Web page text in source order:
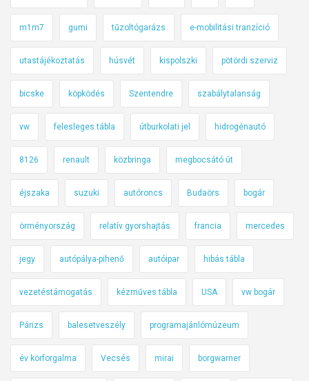
m1m7 gumi tűzoltógarázs e-mobilitási tranzíció
utastájékoztatás húsvét kispolszki pötördi szerviz
bicske köpködés Szentendre szabálytalanság
vw felesleges tábla útburkolati jel hidrogénautó
8126 renault közbringa megbocsátó út
éjszaka suzuki autóroncs Budaörs bogár
örményország relatív gyorshajtás francia mercedes
jegy autópálya-pihenő autóipar hibás tábla
vezetéstámogatás kézműves tábla USA vw bogár
Párizs balesetveszély programajánlómúzeum
év körforgalma Vecsés mirai borgwarner